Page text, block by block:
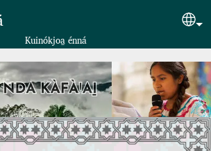
principal
Kuinókjoa̱ énná